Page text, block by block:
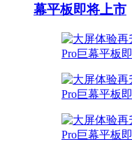
幕平板即将上市